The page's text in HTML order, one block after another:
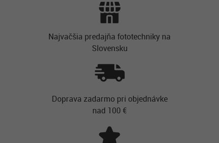
Najvačšia predajňa fototechniky na
Slovensku
Doprava zadarmo pri objednávke
nad 100 €